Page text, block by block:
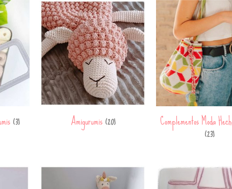
(3) Amigurumis(20) Complementos Moda
(23)